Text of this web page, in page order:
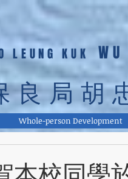
LEUNG KUK
良局胡
Whole-person Development